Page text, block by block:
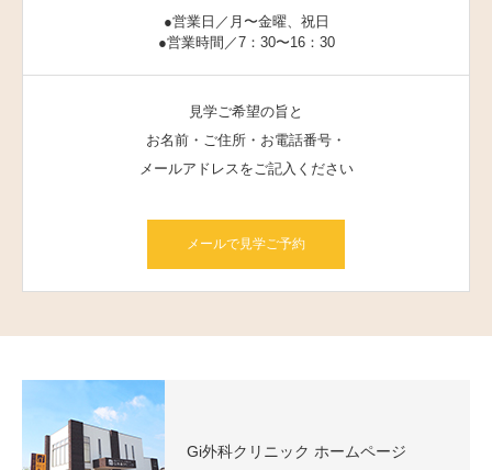
●営業日／月〜金曜、祝日
●営業時間／7：30〜16：30
見学ご希望の旨と
お名前・ご住所・お電話番号・
メールアドレスをご記入ください
メールで見学ご予約
Gi外科クリニック ホームページ